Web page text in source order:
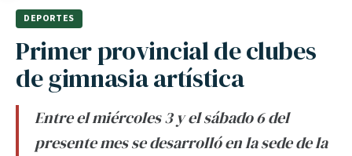
DEPORTES
Primer provincial de clubes
de gimnasia artística
Entre el miércoles 3 y el sábado 6 del
presente mes se desarrolló en la sede de la